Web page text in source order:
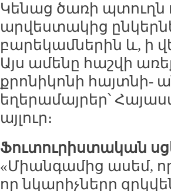
Կենաց ծառի պտուղն
արվեստակից
բարեկամներին և, ի
Այս ամենը հաշվի
քրոնիկոնի հայտնի-
եղերամայրեր՝
այլուր։
Ֆուտուրիստական
«Միանգամից ասեմ,
որ նկարիչները